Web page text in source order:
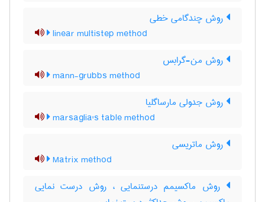
روش چندگامی خطی
linear multistep method
روش من-گرابس
mann-grubbs method
روش جدولی مارساگلیا
marsaglia's table method
روش ماتریسی
Matrix method
روش ماکسیمم درستنمایی ، روش درست نمایی